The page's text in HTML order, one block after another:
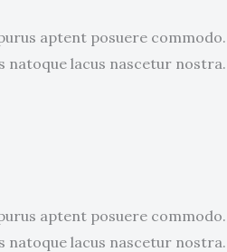
aptent posuere commodo.
lacus nascetur nostra.
aptent posuere commodo.
lacus nascetur nostra.